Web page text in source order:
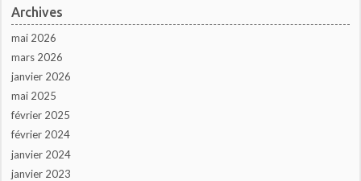
Archives
mai 2026
mars 2026
janvier 2026
mai 2025
février 2025
février 2024
janvier 2024
janvier 2023